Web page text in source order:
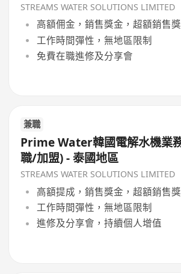
STREAMS WATER SOLUTIONS LIMITED
高額佣金，銷售獎金，超額銷售
工作時間彈性，無地區限制
免費在職進修及分享會
兼職
Prime Water韓國電解水機業
職/加盟) - 泰國地區
STREAMS WATER SOLUTIONS LIMITED
高額提成，銷售獎金，超額銷售
工作時間彈性，無地區限制
進修及分享會，持續個人增值